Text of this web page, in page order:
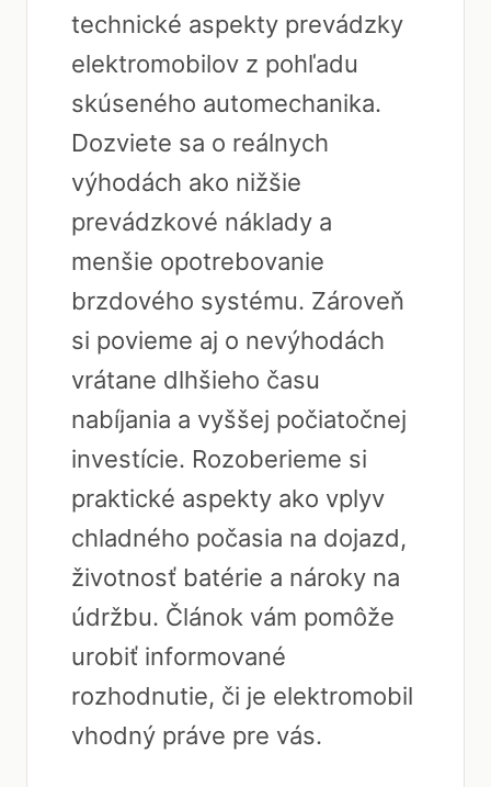
technické aspekty prevádzky
elektromobilov z pohľadu
skúseného automechanika.
Dozviete sa o reálnych
výhodách ako nižšie
prevádzkové náklady a
menšie opotrebovanie
brzdového systému. Zároveň
si povieme aj o nevýhodách
vrátane dlhšieho času
nabíjania a vyššej počiatočnej
investície. Rozoberieme si
praktické aspekty ako vplyv
chladného počasia na dojazd,
životnosť batérie a nároky na
údržbu. Článok vám pomôže
urobiť informované
rozhodnutie, či je elektromobil
vhodný práve pre vás.